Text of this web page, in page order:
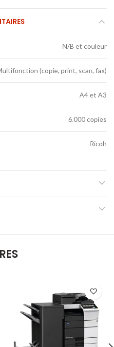
N/B et couleur
(copie, print, scan, fax)
A4 et A3
6.000 copies
Ricoh